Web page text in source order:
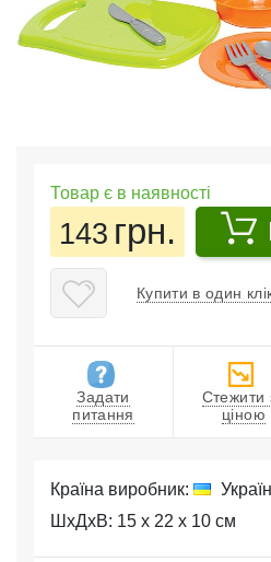
Товар є в наявності
143 грн.
Купити в один
Задати
питання
Стежити
ціною
Країна виробник:
ШхДхВ: 15 x 22 x 10 см